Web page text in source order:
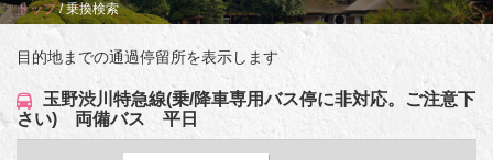
トップ/乗換検索
目的地までの通過停留所を表示します
玉野渋川特急線(乗/降車専用バス停に非対応。ご注意下
さい) 両備バス 平日